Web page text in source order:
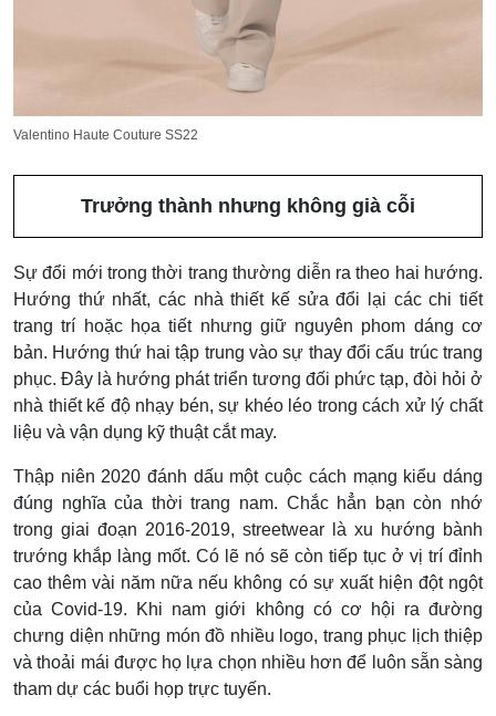
Valentino Haute Couture SS22
Trưởng thành nhưng không già cỗi
Sự đổi mới trong thời trang thường diễn ra theo hai hướng.
Hướng thứ nhất, các nhà thiết kế sửa đổi lại các chi tiết
trang trí hoặc họa tiết nhưng giữ nguyên phom dáng cơ
bản. Hướng thứ hai tập trung vào sự thay đổi cấu trúc trang
phục. Đây là hướng phát triển tương đối phức tạp, đòi hỏi ở
nhà thiết kế độ nhạy bén, sự khéo léo trong cách xử lý chất
liệu và vận dụng kỹ thuật cắt may.
Thập niên 2020 đánh dấu một cuộc cách mạng kiểu dáng
đúng nghĩa của thời trang nam. Chắc hẳn bạn còn nhớ
trong giai đoạn 2016-2019, streetwear là xu hướng bành
trướng khắp làng mốt. Có lẽ nó sẽ còn tiếp tục ở vị trí đỉnh
cao thêm vài năm nữa nếu không có sự xuất hiện đột ngột
của Covid-19. Khi nam giới không có cơ hội ra đường
chưng diện những món đồ nhiều logo, trang phục lịch thiệp
và thoải mái được họ lựa chọn nhiều hơn để luôn sẵn sàng
tham dự các buổi họp trực tuyến.